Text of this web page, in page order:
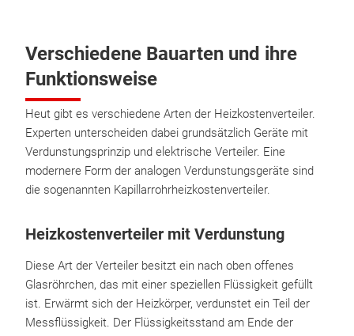
Verschiedene Bauarten und ihre
Funktionsweise
Heut gibt es verschiedene Arten der Heizkostenverteiler.
Experten unterscheiden dabei grundsätzlich Geräte mit
Verdunstungsprinzip und elektrische Verteiler. Eine
modernere Form der analogen Verdunstungsgeräte sind
die sogenannten Kapillarrohrheizkostenverteiler.
Heizkostenverteiler mit Verdunstung
Diese Art der Verteiler besitzt ein nach oben offenes
Glasröhrchen, das mit einer speziellen Flüssigkeit gefüllt
ist. Erwärmt sich der Heizkörper, verdunstet ein Teil der
Messflüssigkeit. Der Flüssigkeitsstand am Ende der